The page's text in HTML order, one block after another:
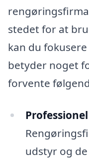
stedet for at
kan du
betyder noget
forvente
udstyr og